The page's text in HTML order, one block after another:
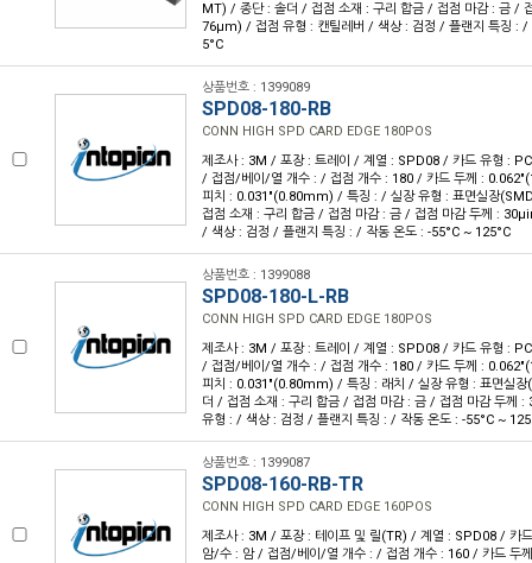
MT) / 종단 : 솔더 / 접점 소재 : 구리 합금 / 접점 마감 : 금 /
76µm) / 접점 유형 : 캔틸레버 / 색상 : 검정 / 플랜지 특징 : /
5°C
상품번호 : 1399089
SPD08-180-RB
CONN HIGH SPD CARD EDGE 180POS
제조사 : 3M / 포장 : 트레이 / 계열 : SPD08 / 카드 유형 :
/ 접점/베이/열 개수 : / 접점 개수 : 180 / 카드 두께 :
피치 : 0.031"(0.80mm) / 특징 : / 실장 유형 : 표면실장
접점 소재 : 구리 합금 / 접점 마감 : 금 / 접점 마감 두께 :
/ 색상 : 검정 / 플랜지 특징 : / 작동 온도 : -55°C ~ 125°C
상품번호 : 1399088
SPD08-180-L-RB
CONN HIGH SPD CARD EDGE 180POS
제조사 : 3M / 포장 : 트레이 / 계열 : SPD08 / 카드 유형 :
/ 접점/베이/열 개수 : / 접점 개수 : 180 / 카드 두께 :
피치 : 0.031"(0.80mm) / 특징 : 래치 / 실장 유형 : 표면실
더 / 접점 소재 : 구리 합금 / 접점 마감 : 금 / 접점 마감 두
유형 : / 색상 : 검정 / 플랜지 특징 : / 작동 온도 : -55°C ~
상품번호 : 1399087
SPD08-160-RB-TR
CONN HIGH SPD CARD EDGE 160POS
제조사 : 3M / 포장 : 테이프 및 릴(TR) / 계열 : SPD08 / 카
암/수 : 암 / 접점/베이/열 개수 : / 접점 개수 : 160 / 카드